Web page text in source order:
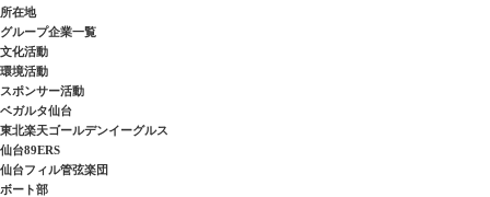
所在地
グループ企業一覧
文化活動
環境活動
スポンサー活動
ベガルタ仙台
東北楽天ゴールデンイーグルス
仙台89ERS
仙台フィル管弦楽団
ボート部